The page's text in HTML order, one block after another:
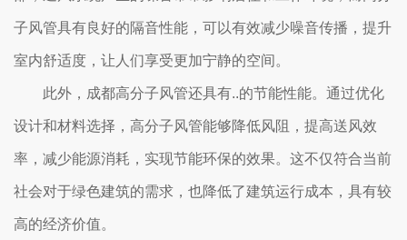
子风管具有良好的隔音性能，可以有效减少噪音传播，提升
室内舒适度，让人们享受更加宁静的空间。
此外，成都高分子风管还具有..的节能性能。通过优化
设计和材料选择，高分子风管能够降低风阻，提高送风效
率，减少能源消耗，实现节能环保的效果。这不仅符合当前
社会对于绿色建筑的需求，也降低了建筑运行成本，具有较
高的经济价值。